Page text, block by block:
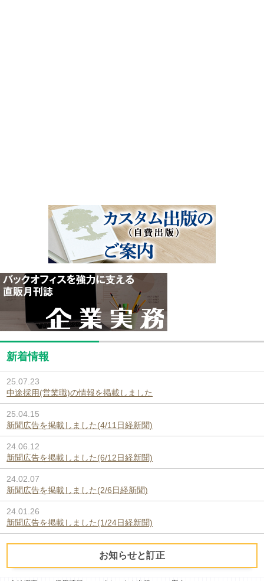
新着情報
25.07.23
中途採用(営業職)の情報を掲載しました
25.04.15
新聞広告を掲載しました(4/11日経新聞)
24.06.12
新聞広告を掲載しました(6/12日経新聞)
24.02.07
新聞広告を掲載しました(2/6日経新聞)
24.01.26
新聞広告を掲載しました(1/24日経新聞)
お知らせと訂正